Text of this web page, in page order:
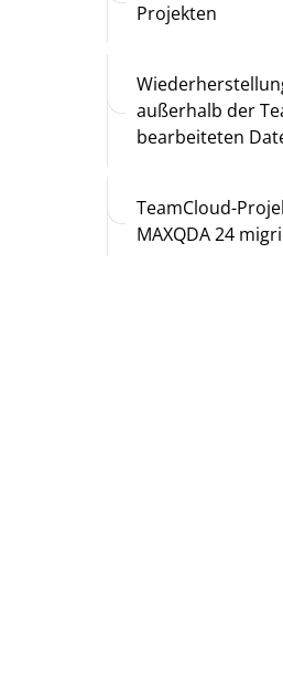
Projekten
außerhalb der
bearbeiteten
TeamCloud-
MAXQDA 24